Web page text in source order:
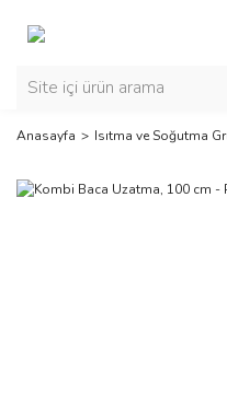
Anasayfa Isıtma ve Soğutma